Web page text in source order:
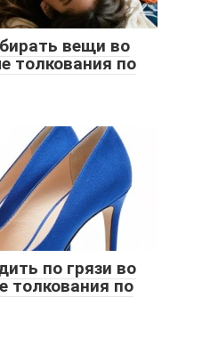
вещи во
толкования по
по грязи во
толкования по